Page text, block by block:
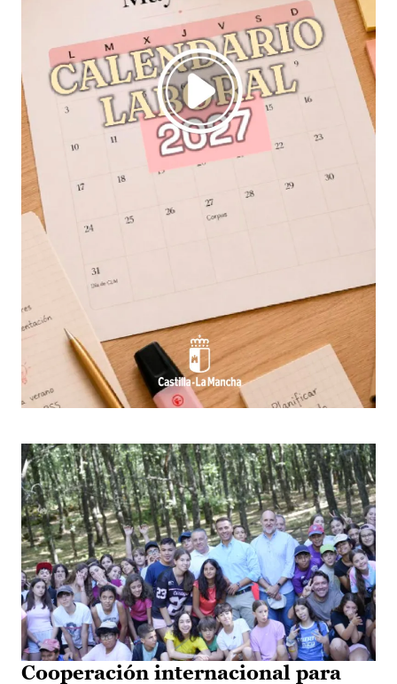
Cooperación internacional para